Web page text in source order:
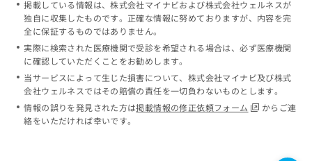
掲載している情報は、株式会社マイナビおよび株式会社ウェルネスが
独自に収集したものです。正確な情報に努めておりますが、内容を完
全に保証するものではありません。
実際に検索された医療機関で受診を希望される場合は、必ず医療機関
に確認していただくことをお勧めします。
当サービスによって生じた損害について、株式会社マイナビ及び株式
会社ウェルネスではその賠償の責任を一切負わないものとします。
情報の誤りを発見された方は掲載情報の修正依頼フォーム
からご連
絡をいただければ幸いです。